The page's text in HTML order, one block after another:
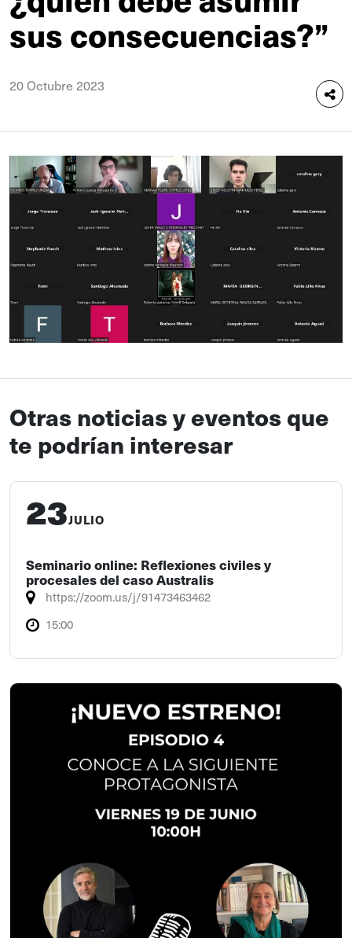
sus consecuencias?”
20 Octubre 2023
Otras noticias y eventos que
te podrían interesar
23JULIO
Seminario online: Reflexiones civiles y
procesales del caso Australis
https://zoom.us/j/91473463462
15:00